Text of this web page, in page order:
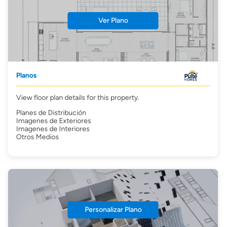
Ver Plano
Planos
View floor plan details for this property.
Planes de Distribución
Imagenes de Exteriores
Imagenes de Interiores
Otros Medios
Personalizar Plano